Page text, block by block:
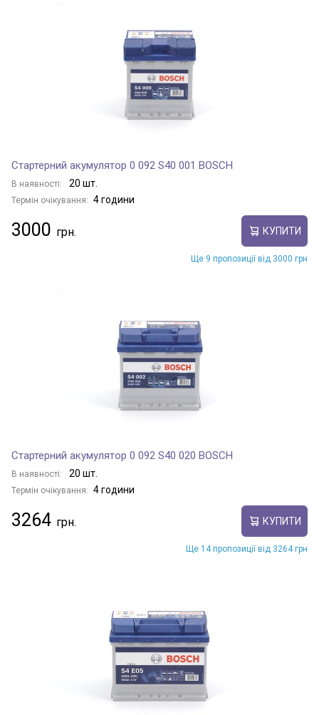
Стартерний акумулятор 0 092 S40 001 BOSCH
В наявності: 20 шт.
Термін очікування: 4 години
3000 КУПИТИ
Ще 9 пропозиції від 3000 грн
Стартерний акумулятор 0 092 S40 020 BOSCH
В наявності: 20 шт.
Термін очікування: 4 години
3264 КУПИТИ
Ще 14 пропозиції від 3264 грн